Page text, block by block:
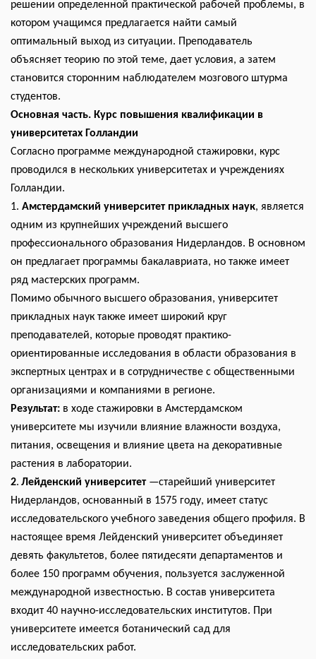
решении определенной практической рабочей проблемы, в
котором учащимся предлагается найти самый
оптимальный выход из ситуации. Преподаватель
объясняет теорию по этой теме, дает условия, а затем
становится сторонним наблюдателем мозгового штурма
студентов.
Основная часть. Курс повышения квалификации в
университетах Голландии
Согласно программе международной стажировки, курс
проводился в нескольких университетах и учреждениях
Голландии.
1. Амстердамский университет прикладных наук, является
одним из крупнейших учреждений высшего
профессионального образования Нидерландов. В основном
он предлагает программы бакалавриата, но также имеет
ряд мастерских программ.
Помимо обычного высшего образования, университет
прикладных наук также имеет широкий круг
преподавателей, которые проводят практико-
ориентированные исследования в области образования в
экспертных центрах и в сотрудничестве с общественными
организациями и компаниями в регионе.
Результат: в ходе стажировки в Амстердамском
университете мы изучили влияние влажности воздуха,
питания, освещения и влияние цвета на декоративные
растения в лаборатории.
2. Лейденский университет—старейший университет
Нидерландов, основанный в 1575 году, имеет статус
исследовательского учебного заведения общего профиля. В
настоящее время Лейденский университет объединяет
девять факультетов, более пятидесяти департаментов и
более 150 программ обучения, пользуется заслуженной
международной известностью. В состав университета
входит 40 научно-исследовательских институтов. При
университете имеется ботанический сад для
исследовательских работ.